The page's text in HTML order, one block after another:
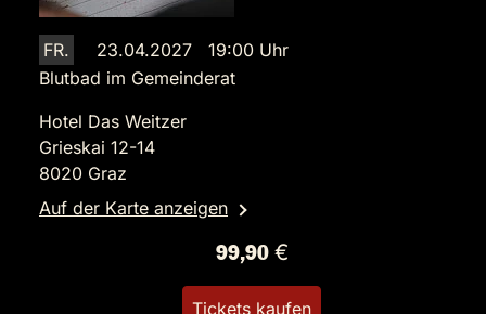
FR.
23.04.2027 19:00 Uhr
Blutbad im Gemeinderat
Hotel Das Weitzer
Grieskai 12-14
8020 Graz
Auf der Karte anzeigen
99,90 €
Tickets kaufen